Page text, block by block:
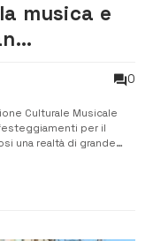
musica e
Musicale
0
Culturale Musicale
per il
una realtà di grande
con bravura ...